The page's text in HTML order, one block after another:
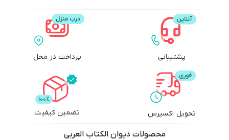
پشتیبانی پرداخت در محل
تحویل اکسپرس تضمین کیفیت
محصولات دیوان الکتاب العربی